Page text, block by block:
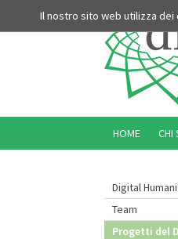
Il nostro sito web utilizza dei
Digital
Team
Progetti del
HOME CHI